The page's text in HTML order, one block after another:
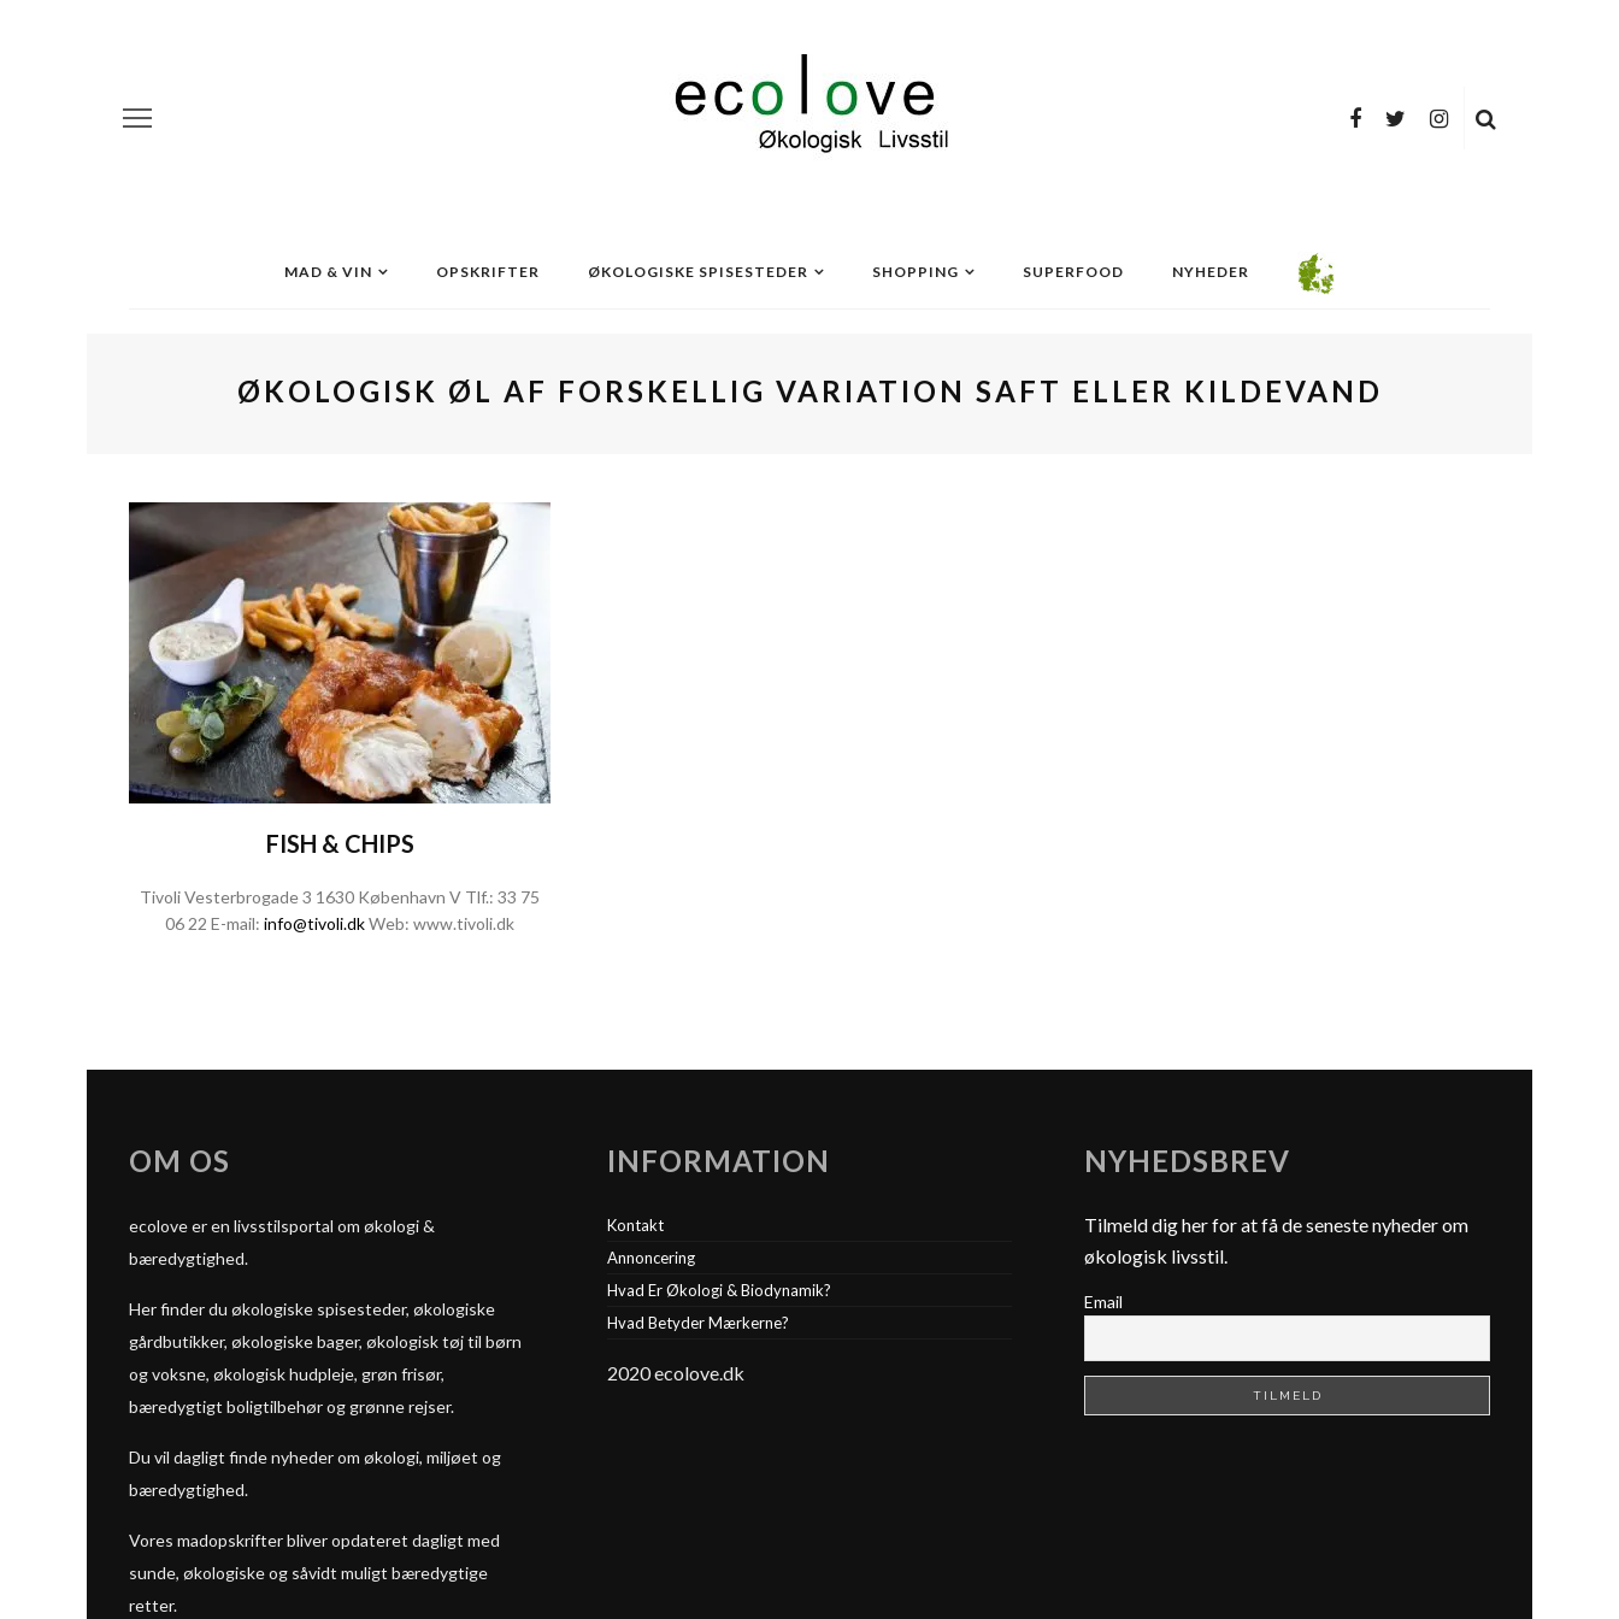
MAD & VIN OPSKRIFTER ØKOLOGISKE SPISESTEDER SHOPPING SUPERFOOD NYHEDER
ØKOLOGISK ØL AF FORSKELLIG VARIATION SAFT ELLER KILDEVAND
FISH & CHIPS
Tivoli Vesterbrogade 3 1630 København V Tlf.: 33 75
06 22 E-mail: info@tivoli.dkWeb: www.tivoli.dk
OM OS
ecolove er en livsstilsportal om økologi &
bæredygtighed.
Her finder du økologiske spisesteder, økologiske
gårdbutikker, økologiske bager, økologisk tøj til børn
og voksne, økologisk hudpleje, grøn frisør,
bæredygtigt boligtilbehør og grønne rejser.
Du vil dagligt finde nyheder om økologi, miljøet og
bæredygtighed.
Vores madopskrifter bliver opdateret dagligt med
sunde, økologiske og såvidt muligt bæredygtige
retter.
INFORMATION
Kontakt
Annoncering
Hvad Er Økologi & Biodynamik?
Hvad Betyder Mærkerne?
2020 ecolove.dk
NYHEDSBREV
Tilmeld dig her for at få de seneste nyheder om
økologisk livsstil.
Email